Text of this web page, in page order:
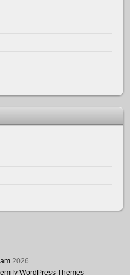
2026
WordPress Themes